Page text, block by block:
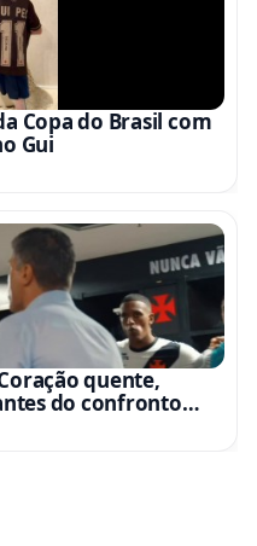
Copa do Brasil com
Gui
quente,
do confronto